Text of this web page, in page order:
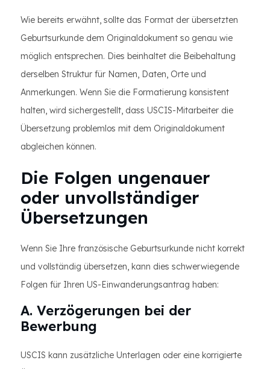
Wie bereits erwähnt, sollte das Format der übersetzten
Geburtsurkunde dem Originaldokument so genau wie
möglich entsprechen. Dies beinhaltet die Beibehaltung
derselben Struktur für Namen, Daten, Orte und
Anmerkungen. Wenn Sie die Formatierung konsistent
halten, wird sichergestellt, dass USCIS-Mitarbeiter die
Übersetzung problemlos mit dem Originaldokument
abgleichen können.
Die Folgen ungenauer
oder unvollständiger
Übersetzungen
Wenn Sie Ihre französische Geburtsurkunde nicht korrekt
und vollständig übersetzen, kann dies schwerwiegende
Folgen für Ihren US-Einwanderungsantrag haben:
A. Verzögerungen bei der
Bewerbung
USCIS kann zusätzliche Unterlagen oder eine korrigierte